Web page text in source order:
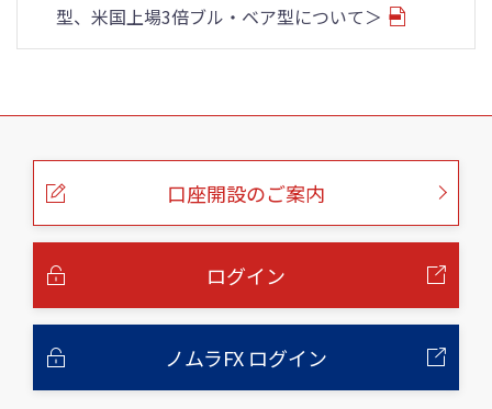
型、米国上場3倍ブル・ベア型について＞
こ
口座開設のご案内
ログイン
ノムラFX ログイン